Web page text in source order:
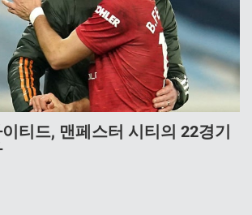
티드, 맨페스터 시티의 22경기